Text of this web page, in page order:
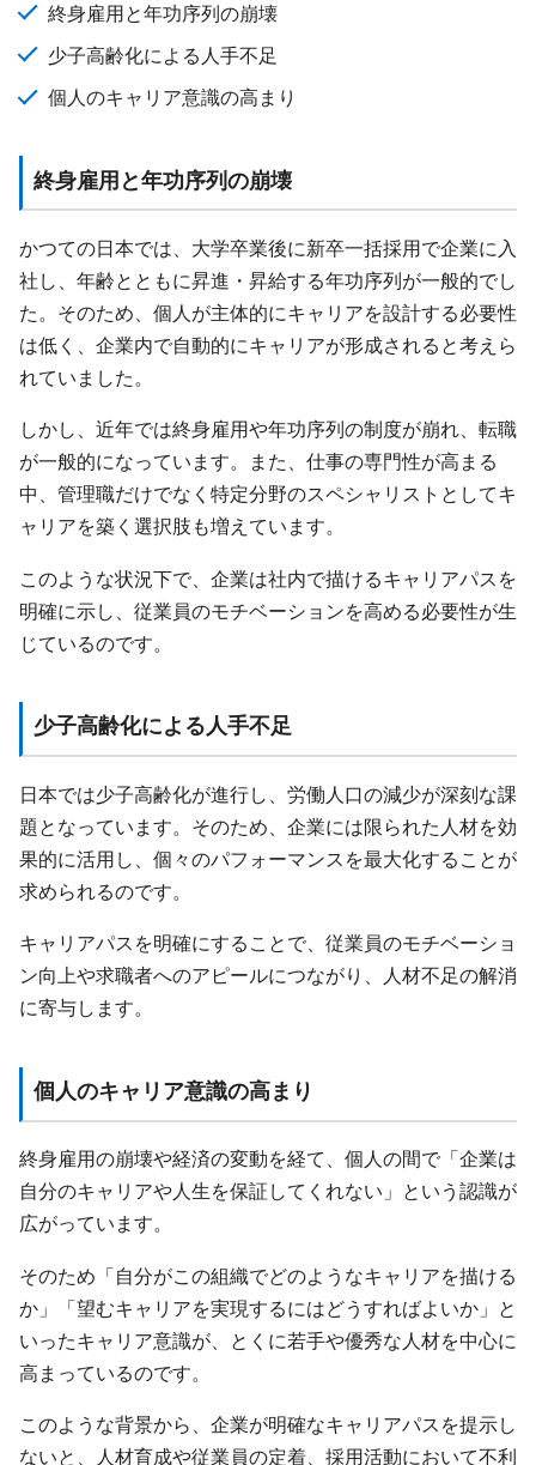
終身雇用と年功序列の崩壊
少子高齢化による人手不足
個人のキャリア意識の高まり
終身雇用と年功序列の崩壊
かつての日本では、大学卒業後に新卒一括採用で企業に入
社し、年齢とともに昇進・昇給する年功序列が一般的でし
た。そのため、個人が主体的にキャリアを設計する必要性
は低く、企業内で自動的にキャリアが形成されると考えら
れていました。
しかし、近年では終身雇用や年功序列の制度が崩れ、転職
が一般的になっています。また、仕事の専門性が高まる
中、管理職だけでなく特定分野のスペシャリストとしてキ
ャリアを築く選択肢も増えています。
このような状況下で、企業は社内で描けるキャリアパスを
明確に示し、従業員のモチベーションを高める必要性が生
じているのです。
少子高齢化による人手不足
日本では少子高齢化が進行し、労働人口の減少が深刻な課
題となっています。そのため、企業には限られた人材を効
果的に活用し、個々のパフォーマンスを最大化することが
求められるのです。
キャリアパスを明確にすることで、従業員のモチベーショ
ン向上や求職者へのアピールにつながり、人材不足の解消
に寄与します。
個人のキャリア意識の高まり
終身雇用の崩壊や経済の変動を経て、個人の間で「企業は
自分のキャリアや人生を保証してくれない」という認識が
広がっています。
そのため「自分がこの組織でどのようなキャリアを描ける
か」「望むキャリアを実現するにはどうすればよいか」と
いったキャリア意識が、とくに若手や優秀な人材を中心に
高まっているのです。
このような背景から、企業が明確なキャリアパスを提示し
ないと、人材育成や従業員の定着、採用活動において不利